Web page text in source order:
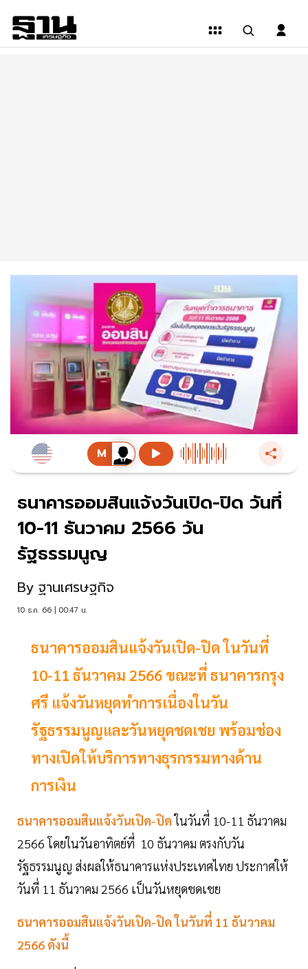
ธนาคารออมสินแจ้งวันเปิด-ปิด วันที่
10-11 ธันวาคม 2566 วัน
รัฐธรรมนูญ
By ฐานเศรษฐกิจ
10 ธ.ค. 66 | 00:47 น.
ธนาคารออมสินแจ้งวันเปิด-ปิด ในวันที่
10-11 ธันวาคม 2566 ขณะที่ ธนาคารกรุง
ศรี แจ้งวันหยุดทำการเนื่องในวัน
รัฐธรรมนูญและวันหยุดชดเชย พร้อมช่อง
ทางเปิดให้บริการทางธุรกรรมทางด้าน
การเงิน
ธนาคารออมสินแจ้งวันเปิด-ปิดในวันที่ 10-11 ธันวาคม
2566 โดยในวันอาทิตย์ที่ 10 ธันวาคม ตรงกับวัน
รัฐธรรมนูญ ส่งผลให้ธนาคารแห่งประเทศไทย ประกาศให้
วันที่ 11 ธันวาคม 2566 เป็นวันหยุดชดเชย
ธนาคารออมสินแจ้งวันเปิด-ปิด ในวันที่ 11 ธันวาคม
2566 ดังนี้